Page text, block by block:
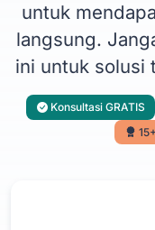
untuk
langsung.
ini untuk solusi
Konsultasi GRATIS